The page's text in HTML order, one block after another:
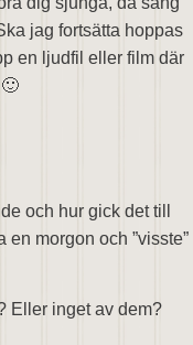
jag fortsätta hoppas
en ljudfil eller film där
och hur gick det till
morgon och ”visste”
Eller inget av dem?